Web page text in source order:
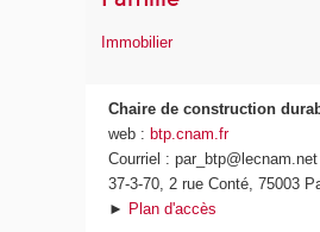
Immobilier
Chaire de construction
web :btp.cnam.fr
Courriel : par_btp@lecnam.net
37-3-70, 2 rue Conté, 75003
► Plan d'accès